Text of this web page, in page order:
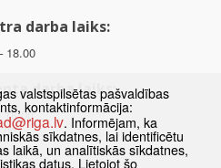
darba laiks:
18.00
darba laiks:
18.00
valstspilsētas pašvaldības
kontaktinformācija:
. Informējam, ka
sīkdatnes, lai identificētu
laikā, un analītiskās sīkdatnes,
datus. Lietojot šo